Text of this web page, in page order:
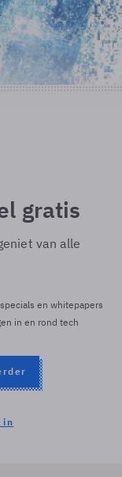
gratis
van alle
en whitepapers
in en rond tech
in